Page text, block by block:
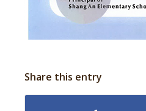
Share this entry